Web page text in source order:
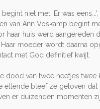
niet met 'Er was
van Ann Voskamp begint
haar huis werd aangereden
moeder wordt daarna
met God definitief kwijt.
dood van twee neefjes twee
ellende bleef ze geloven
er duizenden momenten